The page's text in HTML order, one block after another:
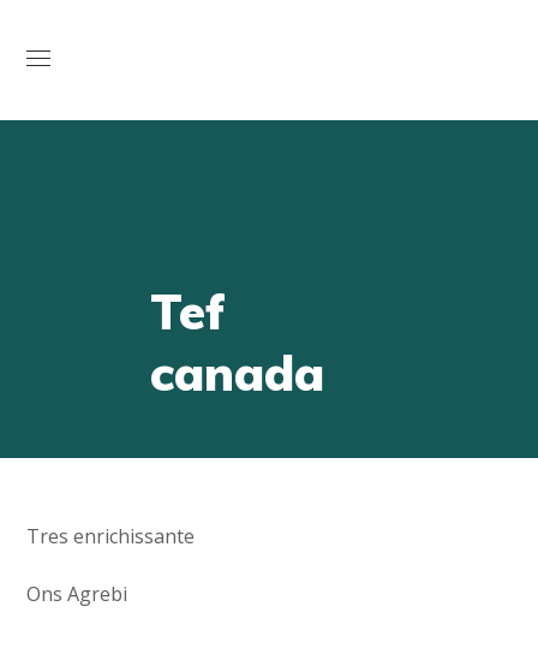
Tef
canada
Tres enrichissante
Ons Agrebi